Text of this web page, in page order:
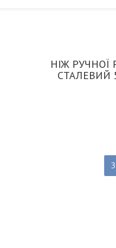
НІЖ
СТАЛЕВИЙ